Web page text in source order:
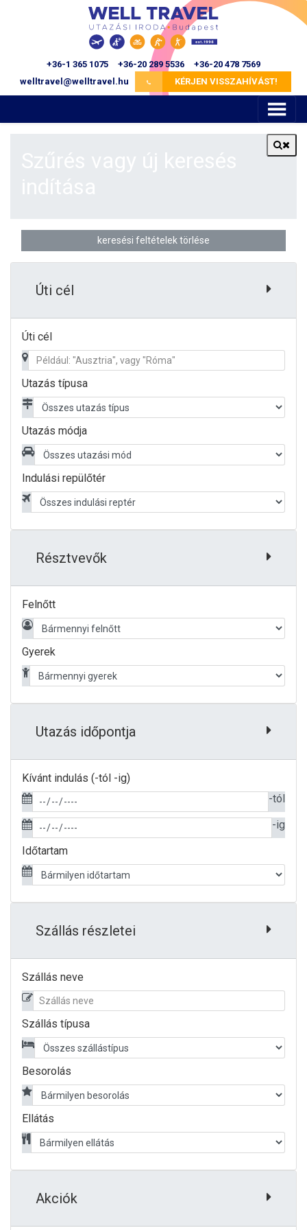
+36-1 365 1075 +36-20 289 5536
+36-20 478 7569
KÉRJEN VISSZAHÍVÁST!
keresési feltételek törlése
Úti cél
Úti cél
Utazás típusa
Utazás módja
Indulási repülőtér
Résztvevők
Felnőtt
Gyerek
Utazás időpontja
Kívánt indulás (-tól -ig)
-tól
-ig
Időtartam
Szállás részletei
Szállás neve
Szállás típusa
Besorolás
Ellátás
Akciók